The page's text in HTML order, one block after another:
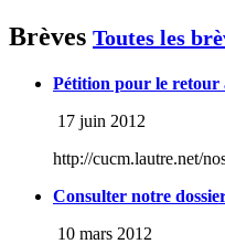
Brèves Toutes les
Pétition pour le retour
17 juin 2012
http://cucm.lautre.net/
Consulter notre
10 mars 2012